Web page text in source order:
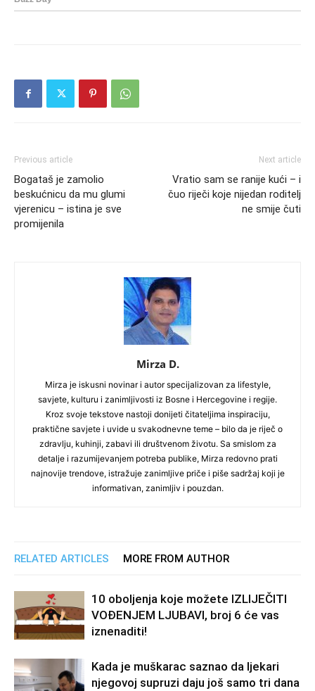
Previous article
Bogataš je zamolio
beskućnicu da mu glumi
vjerenicu – istina je sve
promijenila
Next article
Vratio sam se ranije kući – i
čuo riječi koje nijedan roditelj
ne smije čuti
Mirza D.
Mirza je iskusni novinar i autor specijalizovan za lifestyle,
savjete, kulturu i zanimljivosti iz Bosne i Hercegovine i regije.
Kroz svoje tekstove nastoji donijeti čitateljima inspiraciju,
praktične savjete i uvide u svakodnevne teme – bilo da je riječ o
zdravlju, kuhinji, zabavi ili društvenom životu. Sa smislom za
detalje i razumijevanjem potreba publike, Mirza redovno prati
najnovije trendove, istražuje zanimljive priče i piše sadržaj koji je
informativan, zanimljiv i pouzdan.
RELATED ARTICLES MORE FROM AUTHOR
10 oboljenja koje možete IZLIJEČITI
VOĐENJEM LJUBAVI, broj 6 će vas
iznenaditi!
Kada je muškarac saznao da ljekari
njegovoj supruzi daju još samo tri dana